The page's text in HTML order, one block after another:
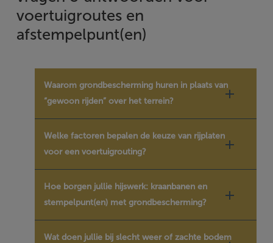
voertuigroutes en
afstempelpunt(en)
Waarom grondbescherming huren in plaats van
“gewoon rijden” over het terrein?
Welke factoren bepalen de keuze van rijplaten
voor een voertuigrouting?
Hoe borgen jullie hijswerk: kraanbanen en
stempelpunt(en) met grondbescherming?
Wat doen jullie bij slecht weer of zachte bodem